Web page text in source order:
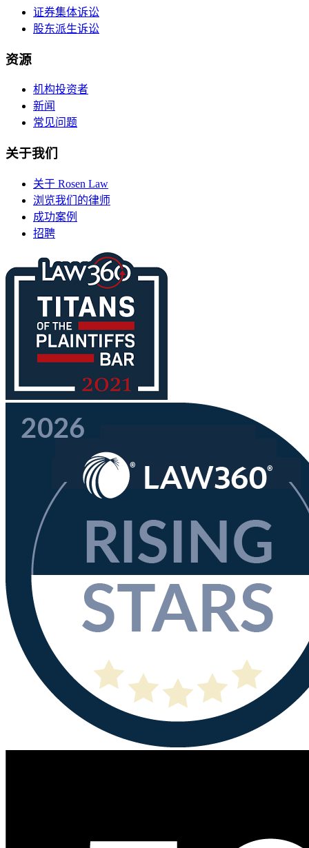
证券集体诉讼
股东派生诉讼
资源
机构投资者
新闻
常见问题
关于我们
关于 Rosen Law
浏览我们的律师
成功案例
招聘